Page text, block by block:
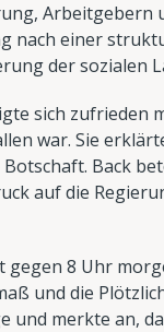
nach einer
der sozialen
sich zufrieden
war. Sie
Back
auf die
8 Uhr
und die
und merkte an,